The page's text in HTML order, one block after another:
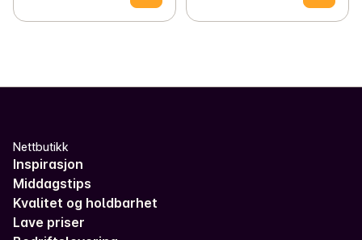
Nettbutikk
Inspirasjon
Middagstips
Kvalitet og holdbarhet
Lave priser